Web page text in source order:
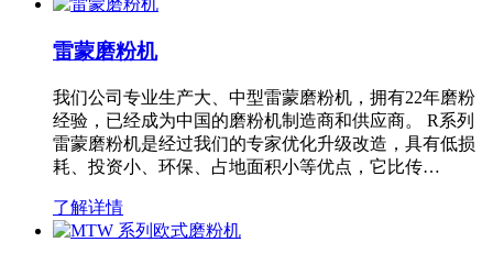
雷蒙磨粉机
我们公司专业生产大、中型雷蒙磨粉机，拥有22年磨粉
经验，已经成为中国的磨粉机制造商和供应商。 R系列
雷蒙磨粉机是经过我们的专家优化升级改造，具有低损
耗、投资小、环保、占地面积小等优点，它比传…
了解详情